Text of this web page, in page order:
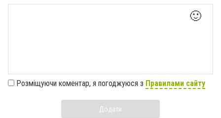
🙂
Розміщуючи коментар, я погоджуюся з Правилами сайту
Додати